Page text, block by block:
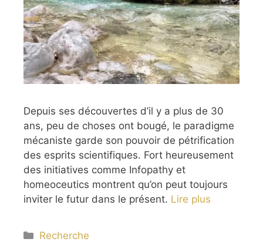
Depuis ses découvertes d’il y a plus de 30
ans, peu de choses ont bougé, le paradigme
mécaniste garde son pouvoir de pétrification
des esprits scientifiques. Fort heureusement
des initiatives comme Infopathy et
homeoceutics montrent qu’on peut toujours
inviter le futur dans le présent. Lire plus
Catégories
Recherche